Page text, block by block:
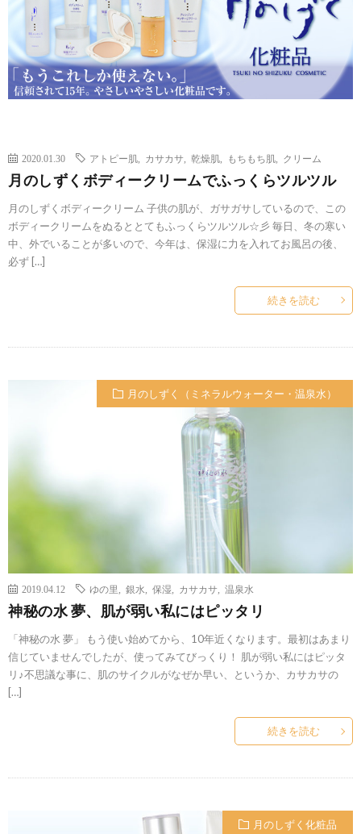
2020.01.30 アトピー肌 カサカサ 乾燥肌 もちもち肌 クリーム
月のしずくボディークリームでふっくらツルツル
月のしずくボディークリーム 子供の肌が、ガサガサしているので、この
ボディークリームをぬるととてもふっくらツルツル☆彡 毎日、冬の寒い
中、外でいることが多いので、今年は、保湿に力を入れてお風呂の後、
必ず […]
続きを読む
月のしずく（ミネラルウォーター・温泉水）
2019.04.12 ゆの里 銀水 保湿 カサカサ 温泉水
神秘の水 夢、肌が弱い私にはピッタリ
「神秘の水 夢」 もう使い始めてから、10年近くなります。最初はあまり
信じていませんでしたが、使ってみてびっくり！ 肌が弱い私にはピッタ
リ♪不思議な事に、肌のサイクルがなぜか早い、というか、カサカサの
[…]
続きを読む
月のしずく化粧品